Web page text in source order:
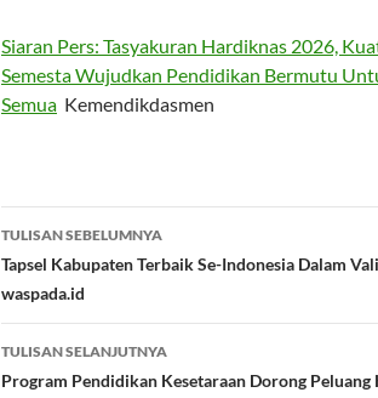
Siaran Pers: Tasyakuran Hardiknas 2026,
Semesta Wujudkan Pendidikan Bermutu
Semua Kemendikdasmen
Navigasi
Tulisan
TULISAN SEBELUMNYA
Tapsel Kabupaten Terbaik Se-Indonesia Dalam
waspada.id
TULISAN SELANJUTNYA
Program Pendidikan Kesetaraan Dorong